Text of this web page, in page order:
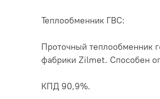
Теплообменник ГВС:
Проточный теплообменник
фабрики Zilmet. Способен
КПД 90,9%.